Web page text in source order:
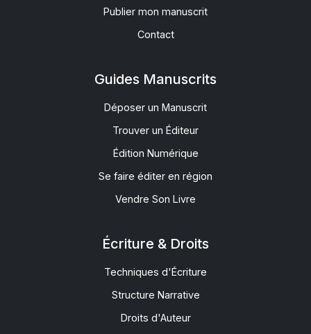
Publier mon manuscrit
Contact
Guides Manuscrits
Déposer un Manuscrit
Trouver un Éditeur
Édition Numérique
Se faire éditer en région
Vendre Son Livre
Écriture & Droits
Techniques d'Écriture
Structure Narrative
Droits d'Auteur